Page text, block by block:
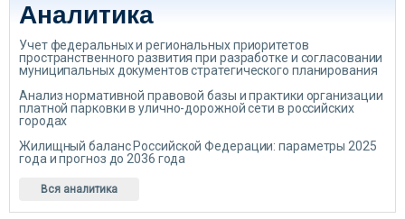
Аналитика
Учет федеральных и региональных приоритетов
пространственного развития при разработке и согласовании
муниципальных документов стратегического планирования
Анализ нормативной правовой базы и практики организации
платной парковки в улично-дорожной сети в российских
городах
Жилищный баланс Российской Федерации: параметры 2025
года и прогноз до 2036 года
Вся аналитика